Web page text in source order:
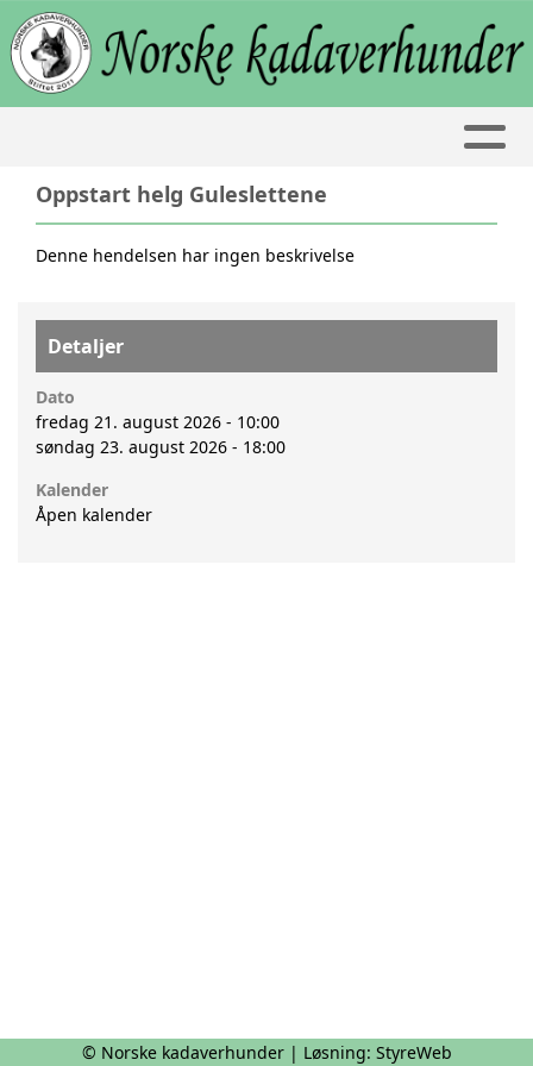
Oppstart helg Guleslettene
Denne hendelsen har ingen beskrivelse
Detaljer
Dato
fredag 21. august 2026 - 10:00
søndag 23. august 2026 - 18:00
Kalender
Åpen kalender
© Norske kadaverhunder | Løsning: StyreWeb